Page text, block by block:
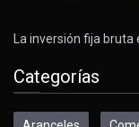
La inversión fija bruta
Categorías